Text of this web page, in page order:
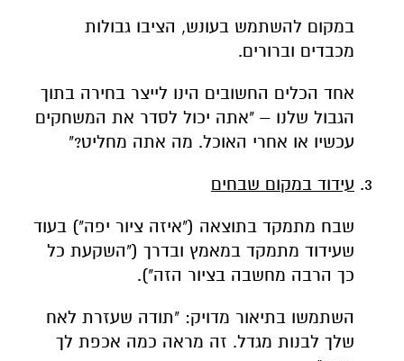
במקום להשתמש בעונש, הציבו גבולות
מכבדים וברורים.
אחד הכלים החשובים הינו לייצר בחירה בתוך
הגבול שלנו – "אתה יכול לסדר את המשחקים
עכשיו או אחרי האוכל. מה אתה מחליט?"
עידוד במקום שבחים
שבח מתמקד בתוצאה ("איזה ציור יפה") בעוד
שעידוד מתמקד במאמץ ובדרך ("השקעת כל
כך הרבה מחשבה בציור הזה").
השתמשו בתיאור מדויק: "תודה שעזרת לאח
שלך לבנות מגדל. זה מראה כמה אכפת לך